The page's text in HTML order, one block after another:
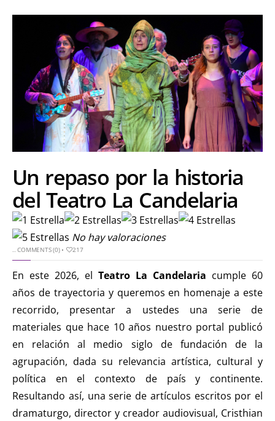
Un repaso por la historia
del Teatro La Candelaria
No hay valoraciones
..COMMENTS (0)• 217
En este 2026, el Teatro La Candelaria cumple 60
años de trayectoria y queremos en homenaje a este
recorrido, presentar a ustedes una serie de
materiales que hace 10 años nuestro portal publicó
en relación al medio siglo de fundación de la
agrupación, dada su relevancia artística, cultural y
política en el contexto de país y continente.
Resultando así, una serie de artículos escritos por el
dramaturgo, director y creador audiovisual, Cristhian